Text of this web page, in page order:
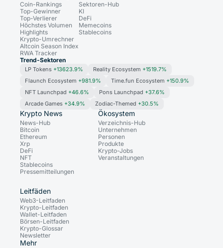
Coin-Rankings
Top-Gewinner
Top-Verlierer
Höchstes Volumen
Highlights
Krypto-Umrechner
Altcoin Season Index
RWA Tracker
Sektoren-Hub
KI
DeFi
Memecoins
Stablecoins
Trend-Sektoren
LP Tokens +13623.9% Reality Ecosystem +1519.7%
Flaunch Ecosystem +981.9% Time.fun Ecosystem +150.9%
NFT Launchpad +46.6% Pons Launchpad +37.6%
Arcade Games +34.9% Zodiac-Themed +30.5%
Krypto News
News-Hub
Bitcoin
Ethereum
Xrp
DeFi
NFT
Stablecoins
Pressemitteilungen
Ökosystem
Verzeichnis-Hub
Unternehmen
Personen
Produkte
Krypto-Jobs
Veranstaltungen
Leitfäden
Web3-Leitfaden
Krypto-Leitfaden
Wallet-Leitfaden
Börsen-Leitfaden
Krypto-Glossar
Newsletter
Mehr